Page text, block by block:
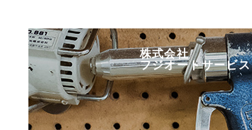
株式会社
フジオートサービス